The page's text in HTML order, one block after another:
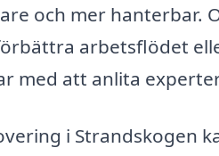
och mer hanterbar.
arbetsflödet
med att anlita
i Strandskogen